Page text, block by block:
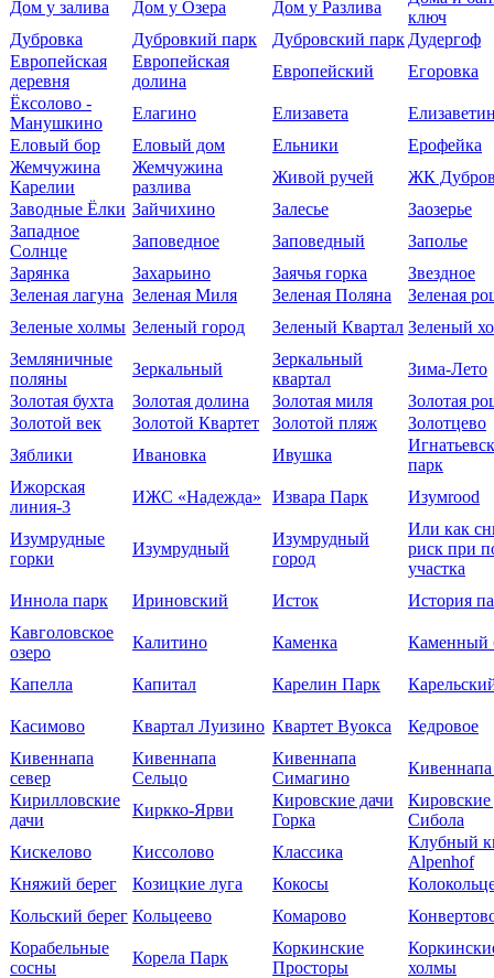
Дом у залива Дом у Озера Дом у Разлива
ключ
Дубровка
Дубровкий парк Дубровский парк Дудергоф
Европейская
деревня
Европейская
долина
Европейский
Егоровка
Ёксолово -
Манушкино
Елагино Елизавета
Еловый бор
Еловый дом Ельники
Ерофейка
Жемчужина
Карелии
Жемчужина
разлива
Живой ручей
ЖК
Заводные Ёлки Зайчихино Залесье
Заозерье
Западное
Солнце
Заповедное Заповедный
Заполье
Зарянка
Захарьино Заячья горка
Звездное
Зеленая лагуна Зеленая Миля Зеленая Поляна
Зеленая
Зеленые холмы Зеленый город Зеленый Квартал Зеленый
Земляничные
поляны
Зеркальный
Зеркальный
квартал
Зима-Лето
Золотая бухта
Золотая долина Золотая миля
Золотая
Золотой век
Золотой Квартет Золотой пляж
Золотцево
Зяблики
Ивановка Ивушка
парк
Ижорская
линия-3
ИЖС «Надежда» Извара Парк Изумrood
Изумрудные
горки
Изумрудный
Изумрудный
город
Или как
риск при
участка
Иннола парк
Ириновский Исток
История
Кавголовское
озеро
Калитино Каменка Каменный
Капелла Капитал Карелин Парк
Касимово Квартал Луизино Квартет Вуокса
Кедровое
Кивеннапа
север
Кивеннапа
Сельцо
Кивеннапа
Симагино
Кирилловские
дачи
Киркко-Ярви
Кировские дачи
Горка
Кировские
Сибола
Кискелово
Киссолово Классика
Клубный
Alpenhof
Княжий берег
Козицкие луга Кокосы
Кольский берег Кольцеево Комарово
Корабельные
сосны
Корела Парк
Коркинские
Просторы
холмы